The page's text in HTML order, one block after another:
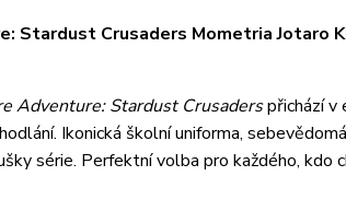
Stardust Crusaders Mometria Jotaro
Adventure: Stardust Crusaderspřichází v
Ikonická školní uniforma,
série. Perfektní volba pro každého, kdo